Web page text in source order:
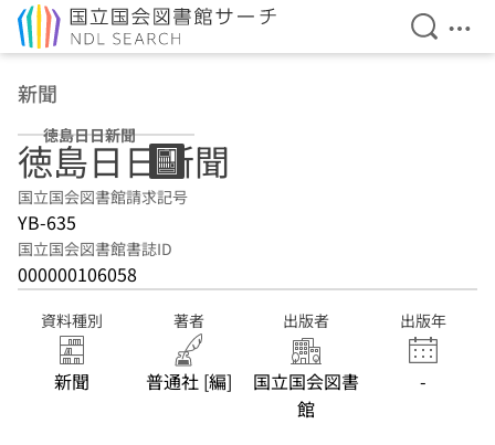
検索を
メ
新聞
徳島日日新聞
徳島日日新聞
国立国会図書館請求記号
YB-635
国立国会図書館書誌ID
000000106058
資料種別
新聞
著者
普通社 [編]
出版者
国立国会図書
館
出版年
-